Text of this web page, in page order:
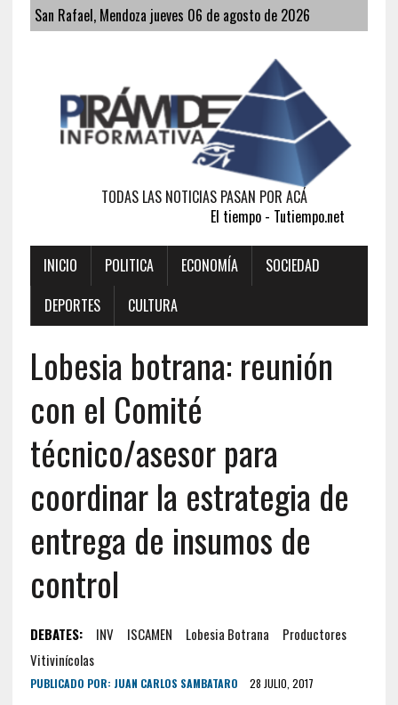
San Rafael, Mendoza jueves 06 de agosto de 2026
TODAS LAS NOTICIAS PASAN POR ACÁ
El tiempo - Tutiempo.net
INICIO POLITICA ECONOMÍA
SOCIEDAD
DEPORTES
CULTURA
Lobesia botrana: reunión
con el Comité
técnico/asesor para
coordinar la estrategia de
entrega de insumos de
control
DEBATES: INV ISCAMEN Lobesia Botrana
Productores
Vitivinícolas
PUBLICADO POR: JUAN CARLOS SAMBATARO 28 JULIO, 2017